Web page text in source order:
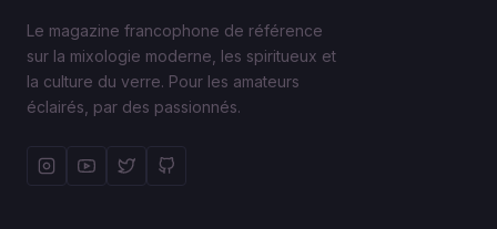
Le magazine francophone de référence
sur la mixologie moderne, les spiritueux et
la culture du verre. Pour les amateurs
éclairés, par des passionnés.